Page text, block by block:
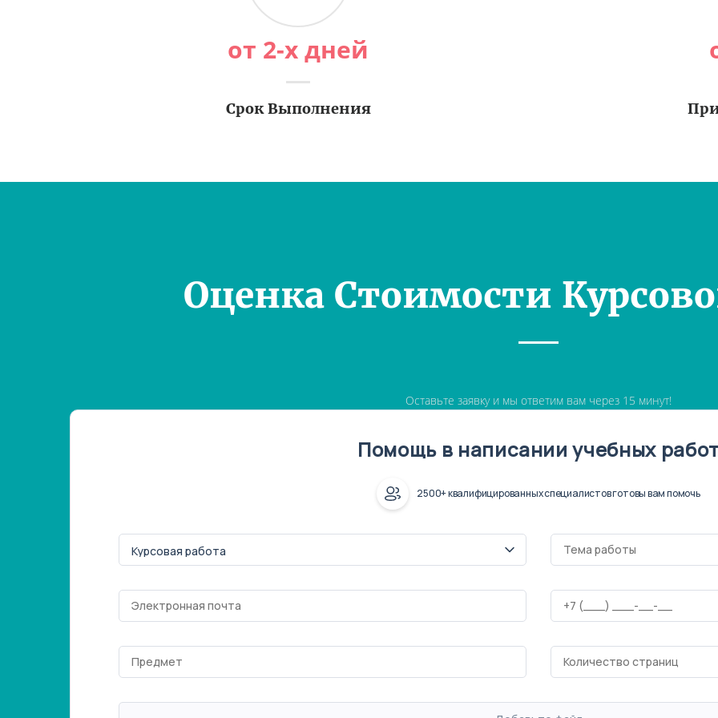
от 2-х дней
Срок Выполнения
Оценка Стоимости
Оставьте заявку и мы ответим вам через 15 минут!
Помощь в написании учебных
2500+ квалифицированных специалистов готовы вам помочь